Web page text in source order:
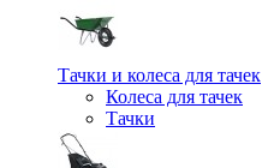
Тачки и колеса для тачек
Колеса для тачек
Тачки